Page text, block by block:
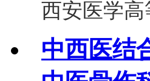
西安医学
中西医结